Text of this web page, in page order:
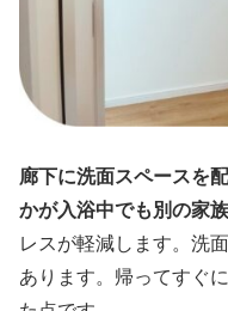
廊下に洗面スペースを
かが入浴中でも別の家
レスが軽減します。洗
あります。帰ってすぐ